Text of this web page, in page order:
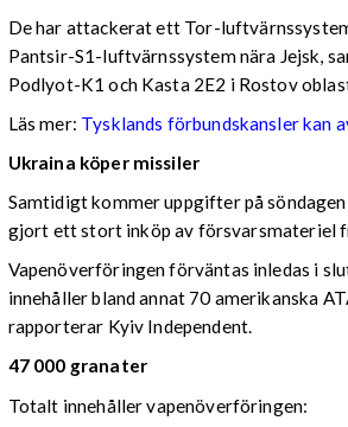
De har attackerat ett Tor-
Pantsir-S1-luftvärnssystem nära Jejsk,
Podlyot-K1 och Kasta 2E2 i Rostov
Läs mer: Tysklands förbundskansler kan
Ukraina köper missiler
Samtidigt kommer uppgifter på
gjort ett stort inköp av försvarsmateriel
Vapenöverföringen förväntas inledas i
innehåller bland annat 70 amerikanska
rapporterar Kyiv Independent.
47 000 granater
Totalt innehåller vapenöverföringen: